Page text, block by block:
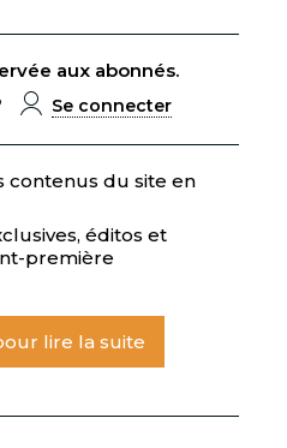
aux abonnés.
Se connecter
contenus du site en
éditos et
première
lire la suite